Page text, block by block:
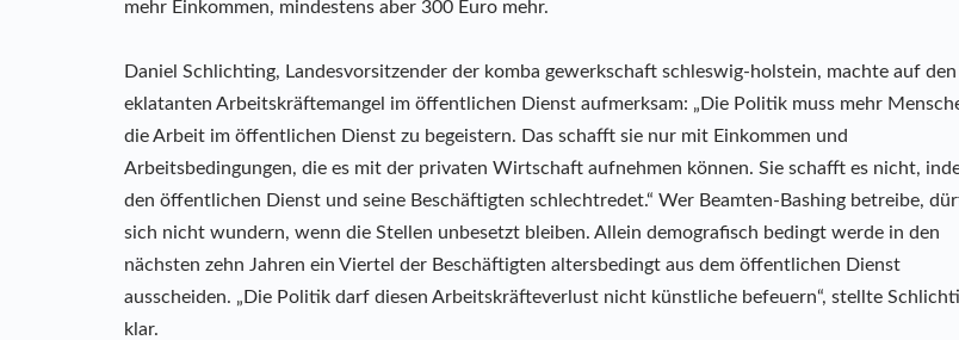
mehr Einkommen, mindestens aber 300 Euro mehr.
Daniel Schlichting, Landesvorsitzender der komba gewerkschaft schleswig-holstein, machte auf den
eklatanten Arbeitskräftemangel im öffentlichen Dienst aufmerksam: „Die Politik muss mehr
die Arbeit im öffentlichen Dienst zu begeistern. Das schafft sie nur mit Einkommen und
Arbeitsbedingungen, die es mit der privaten Wirtschaft aufnehmen können. Sie schafft es nicht,
den öffentlichen Dienst und seine Beschäftigten schlechtredet.“ Wer Beamten-Bashing betreibe,
sich nicht wundern, wenn die Stellen unbesetzt bleiben. Allein demografisch bedingt werde in den
nächsten zehn Jahren ein Viertel der Beschäftigten altersbedingt aus dem öffentlichen Dienst
ausscheiden. „Die Politik darf diesen Arbeitskräfteverlust nicht künstliche befeuern“, stellte
klar.